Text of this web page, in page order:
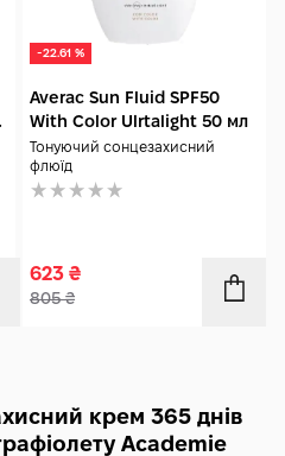
-22.61 %
Averac Sun Fluid SPF50
With Color Ulrtalight 50 мл
Тонуючий сонцезахисний
флюїд
623 ₴
805₴
крем 365 днів
Academie